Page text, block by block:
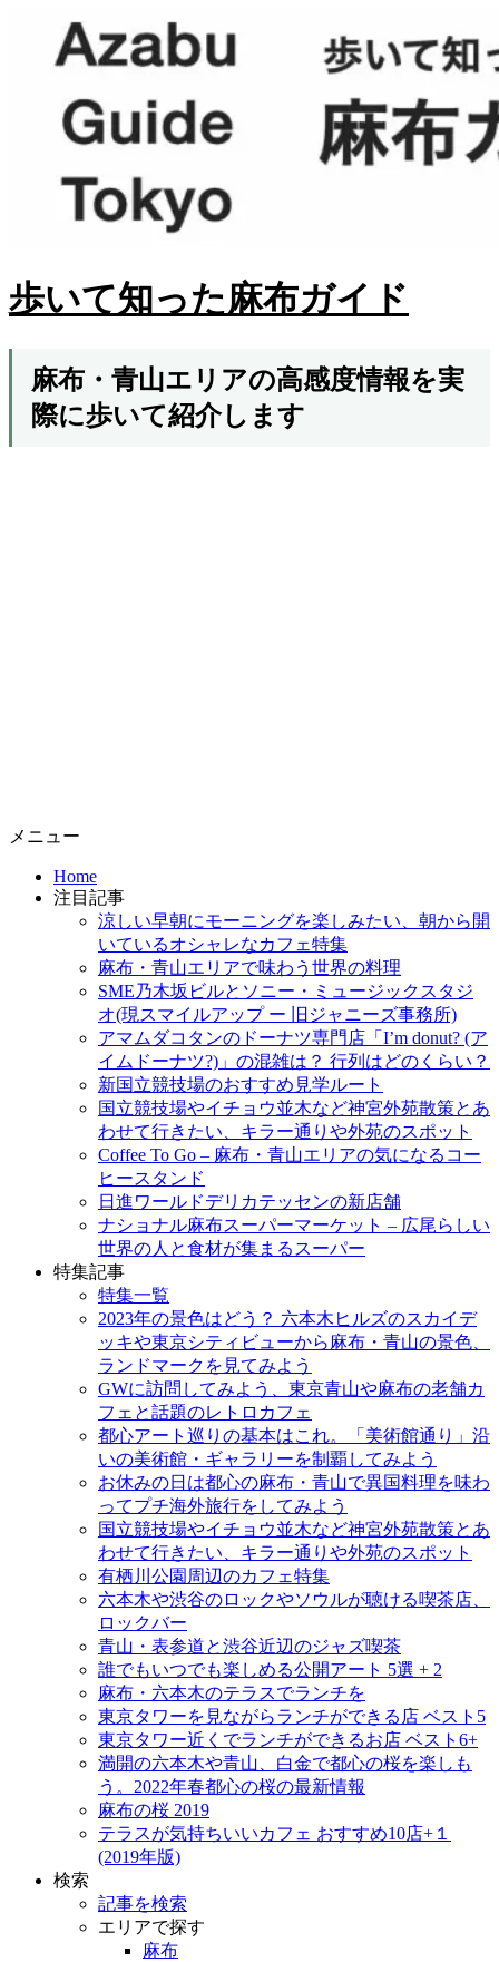
歩いて知った麻布ガイド
麻布・青山エリアの高感度情報を実
際に歩いて紹介します
メニュー
テ
ン
ツ
ス
キ
プ
Home
注目記事
涼しい早朝にモーニングを楽しみたい、朝から開
いているオシャレなカフェ特集
麻布・青山エリアで味わう世界の料理
SME乃木坂ビルとソニー・ミュージックスタジ
オ(現スマイルアップ ー 旧ジャニーズ事務所)
アマムダコタンのドーナツ専門店「I’m donut? (ア
イムドーナツ?)」の混雑は？ 行列はどのくらい？
新国立競技場のおすすめ見学ルート
国立競技場やイチョウ並木など神宮外苑散策とあ
わせて行きたい、キラー通りや外苑のスポット
Coffee To Go – 麻布・青山エリアの気になるコー
ヒースタンド
日進ワールドデリカテッセンの新店舗
ナショナル麻布スーパーマーケット – 広尾らしい
世界の人と食材が集まるスーパー
特集記事
特集一覧
2023年の景色はどう？ 六本木ヒルズのスカイデ
ッキや東京シティビューから麻布・青山の景色、
ランドマークを見てみよう
GWに訪問してみよう、東京青山や麻布の老舗カ
フェと話題のレトロカフェ
都心アート巡りの基本はこれ。「美術館通り」沿
いの美術館・ギャラリーを制覇してみよう
お休みの日は都心の麻布・青山で異国料理を味わ
ってプチ海外旅行をしてみよう
国立競技場やイチョウ並木など神宮外苑散策とあ
わせて行きたい、キラー通りや外苑のスポット
有栖川公園周辺のカフェ特集
六本木や渋谷のロックやソウルが聴ける喫茶店、
ロックバー
青山・表参道と渋谷近辺のジャズ喫茶
誰でもいつでも楽しめる公開アート 5選 + 2
麻布・六本木のテラスでランチを
東京タワーを見ながらランチができる店 ベスト5
東京タワー近くでランチができるお店 ベスト6+
満開の六本木や青山、白金で都心の桜を楽しも
う。2022年春都心の桜の最新情報
麻布の桜 2019
テラスが気持ちいいカフェ おすすめ10店+１
(2019年版)
検索
記事を検索
エリアで探す
麻布